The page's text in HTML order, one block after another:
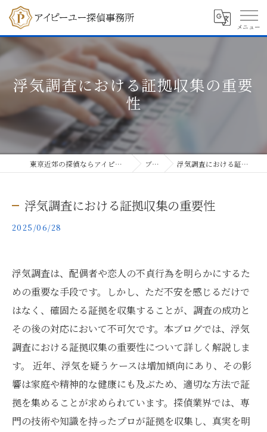
浮気調査における証拠収集の重要
性
東京近郊の探偵ならアイピーユー探偵事務所 ブログ 浮気調査における証拠収集の重要性
浮気調査における証拠収集の重要性
2025/06/28
浮気調査は、配偶者や恋人の不貞行為を明らかにするた
めの重要な手段です。しかし、ただ不安を感じるだけで
はなく、確固たる証拠を収集することが、調査の成功と
その後の対応において不可欠です。本ブログでは、浮気
調査における証拠収集の重要性について詳しく解説しま
す。 近年、浮気を疑うケースは増加傾向にあり、その影
響は家庭や精神的な健康にも及ぶため、適切な方法で証
拠を集めることが求められています。探偵業界では、専
門の技術や知識を持ったプロが証拠を収集し、真実を明